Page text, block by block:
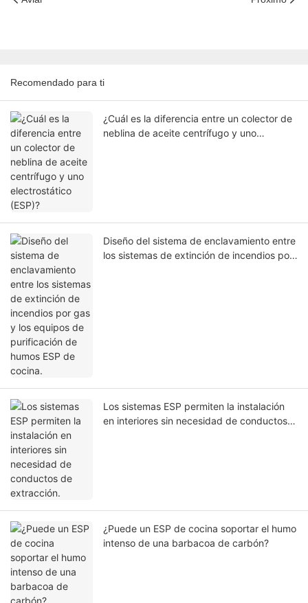
Recomendado para ti
¿Cuál es la diferencia entre un colector de
neblina de aceite centrífugo y uno
Diseño del sistema de enclavamiento entre
los sistemas de extinción de incendios por
Los sistemas ESP permiten la instalación
en interiores sin necesidad de conductos
¿Puede un ESP de cocina soportar el humo
intenso de una barbacoa de carbón?